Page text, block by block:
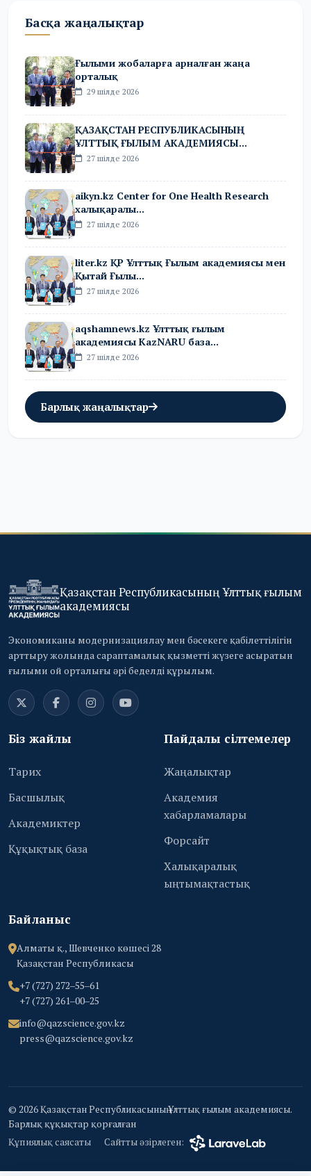
Басқа жаңалықтар
Ғылыми жобаларға арналған жаңа
орталық
29 шілде 2026
ҚАЗАҚСТАН РЕСПУБЛИКАСЫНЫҢ
ҰЛТТЫҚ ҒЫЛЫМ АКАДЕМИЯСЫ...
27 шілде 2026
aikyn.kz Center for One Health Research
халықаралы...
27 шілде 2026
liter.kz ҚР Ұлттық Ғылым академиясы мен
Қытай Ғылы...
27 шілде 2026
aqshamnews.kz Ұлттық ғылым
академиясы KazNARU база...
27 шілде 2026
Барлық жаңалықтар
Қазақстан Республикасының Ұлттық ғылым
академиясы
Экономиканы модернизациялау мен бәсекеге қабілеттілігін
арттыру жолында сараптамалық қызметті жүзеге асыратын
ғылыми ой орталығы әрі беделді құрылым.
Біз жайлы
Тарих
Басшылық
Академиктер
Құқықтық база
Пайдалы сілтемелер
Жаңалықтар
Академия
хабарламалары
Форсайт
Халықаралық
ыңтымақтастық
Байланыс
Алматы қ., Шевченко көшесі 28
Қазақстан Республикасы
+7 (727) 272‒55‒61
+7 (727) 261‒00‒25
info@qazscience.gov.kz
press@qazscience.gov.kz
© 2026 Қазақстан Республикасының Ұлттық ғылым академиясы.
Барлық құқықтар қорғалған
Құпиялық саясаты
Сайтты әзірлеген: